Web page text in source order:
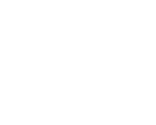
Olsen, min.79), Gronbaek
ESPAÑA: Raya; Porro,
Merino (Pedri, min.80),
Oyarzabal y Ayoze